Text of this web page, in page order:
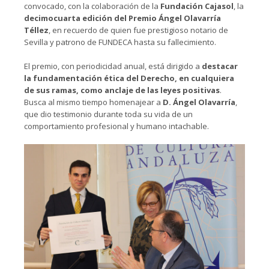
convocado, con la colaboración de la Fundación Cajasol, la
decimocuarta edición del Premio Ángel Olavarría
Téllez, en recuerdo de quien fue prestigioso notario de
Sevilla y patrono de FUNDECA hasta su fallecimiento.
El premio, con periodicidad anual, está dirigido a destacar
la fundamentación ética del Derecho, en cualquiera
de sus ramas, como anclaje de las leyes positivas.
Busca al mismo tiempo homenajear a D. Ángel Olavarría,
que dio testimonio durante toda su vida de un
comportamiento profesional y humano intachable.